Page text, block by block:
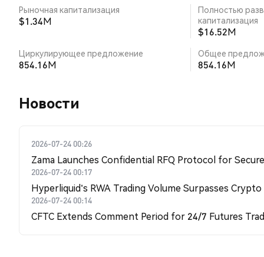
Рыночная капитализация
$1.34M
Полностью
капитализация
$16.52M
Циркулирующее предложение
854.16M
Общее
854.16M
Новости
2026-07-24 00:26
Zama Launches Confidential RFQ Protocol for
2026-07-24 00:17
Hyperliquid's RWA Trading Volume Surpasses
2026-07-24 00:14
CFTC Extends Comment Period for 24/7 Futures